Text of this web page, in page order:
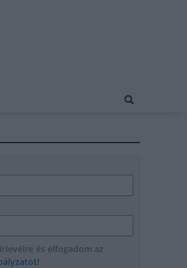
és elfogadom az